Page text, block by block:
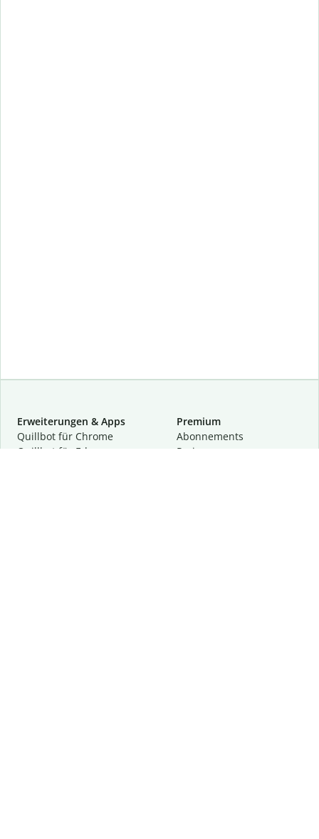
Erweiterungen & Apps
Quillbot für Chrome
Quillbot für Edge
Premium
Abon­ne­ments
Preise